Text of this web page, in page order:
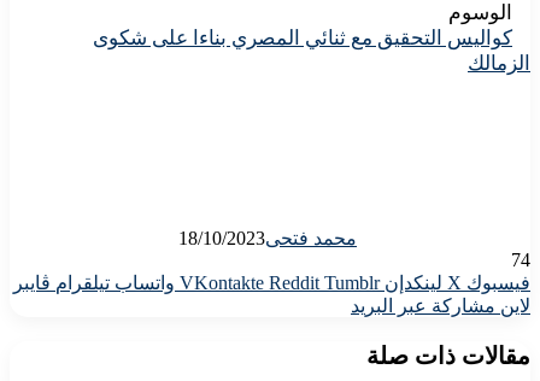
الوسوم
كواليس التحقيق مع ثنائي المصري بناءا على شكوى
الزمالك
محمد فتحى18/10/2023
74
فيسبوك X لينكدإن واتساب تيلقرام ڤايبر
لاين مشاركة عبر البريد
مقالات ذات صلة